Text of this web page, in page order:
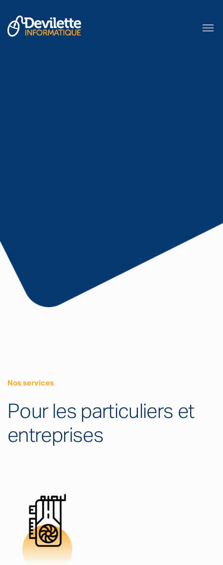
Nos services
Pour les particuliers et
entreprises